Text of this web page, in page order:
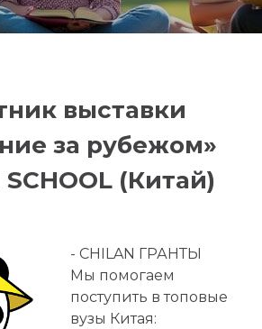
выставки
за рубежом»
SCHOOL (Китай)
- CHILAN ГРАНТЫ
Мы помогаем
поступить в топовые
вузы Китая: